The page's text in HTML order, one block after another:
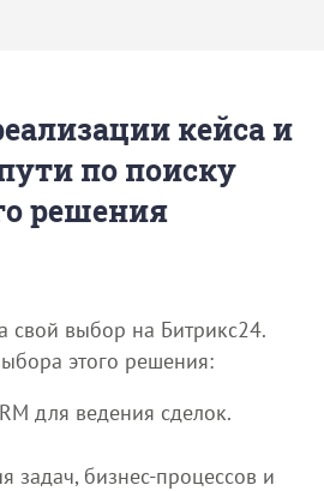
кейса и
по поиску
решения
свой выбор на Битрикс24.
этого решения:
для ведения сделок.
задач, бизнес-процессов и